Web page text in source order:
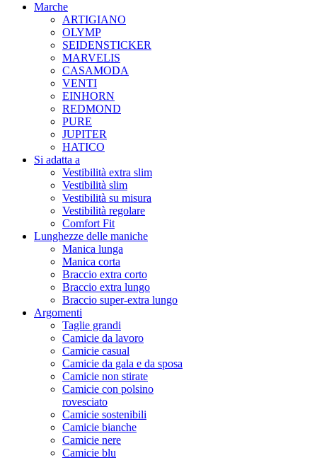
Marche
ARTIGIANO
OLYMP
SEIDENSTICKER
MARVELIS
CASAMODA
VENTI
EINHORN
REDMOND
PURE
JUPITER
HATICO
Si adatta a
Vestibilità extra slim
Vestibilità slim
Vestibilità su misura
Vestibilità regolare
Comfort Fit
Lunghezze delle maniche
Manica lunga
Manica corta
Braccio extra corto
Braccio extra lungo
Braccio super-extra lungo
Argomenti
Taglie grandi
Camicie da lavoro
Camicie casual
Camicie da gala e da sposa
Camicie non stirate
Camicie con polsino
rovesciato
Camicie sostenibili
Camicie bianche
Camicie nere
Camicie blu